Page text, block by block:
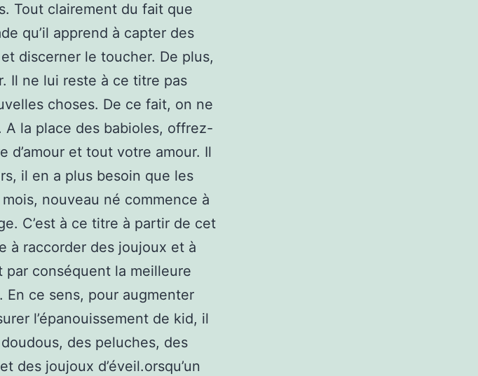
Tout clairement du fait que
qu’il apprend à capter des
discerner le toucher. De plus,
Il ne lui reste à ce titre pas
choses. De ce fait, on ne
A la place des babioles, offrez-
d’amour et tout votre amour. Il
il en a plus besoin que les
nouveau né commence à
C’est à ce titre à partir de cet
à raccorder des joujoux et à
par conséquent la meilleure
ce sens, pour augmenter
l’épanouissement de kid, il
des peluches, des
des joujoux d’éveil.orsqu’un